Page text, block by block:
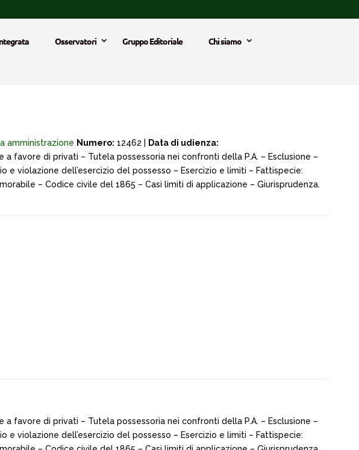
Osservatori Gruppo Editoriale
Chi siamo
amministrazione Numero: 12462 |
Data di udienza:
a favore di privati – Tutela possessoria nei confronti della P.A. – Esclusione –
e violazione dell’esercizio del possesso – Esercizio e limiti – Fattispecie:
– Codice civile del 1865 – Casi limiti di applicazione – Giurisprudenza.
a favore di privati – Tutela possessoria nei confronti della P.A. – Esclusione –
e violazione dell’esercizio del possesso – Esercizio e limiti – Fattispecie: